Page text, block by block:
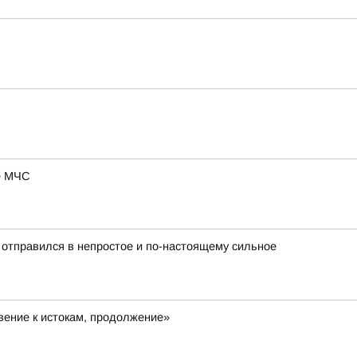
МЧС
в непростое и по-настоящему сильное
к истокам, продолжение»